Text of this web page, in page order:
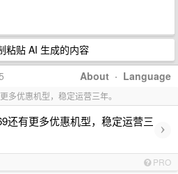
粘贴 AI 生成的内容
About · Language
多优惠机型，稳定运营三年。
还有更多优惠机型，稳定运营三 ›
PRO